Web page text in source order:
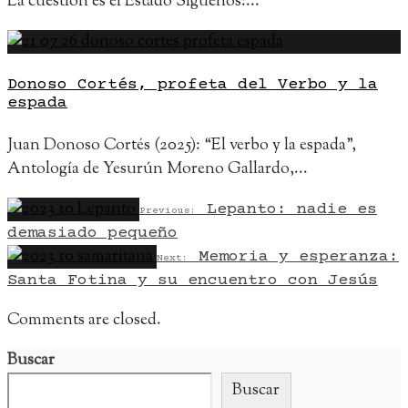
Donoso Cortés, profeta del Verbo y la
espada
Juan Donoso Cortés (2025): “El verbo y la espada”,
Antología de Yesurún Moreno Gallardo,...
Previous:
Lepanto: nadie es
demasiado pequeño
Next:
Memoria y esperanza:
Santa Fotina y su encuentro con Jesús
Comments are closed.
Buscar
Buscar